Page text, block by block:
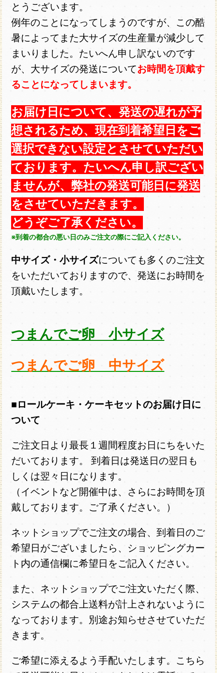
とうございます。
例年のことになってしまうのですが、この酷
暑によってまた大サイズの生産量が減少して
まいりました。たいへん申し訳ないのです
が、大サイズの発送についてお時間を頂戴す
ることになってしまいます。
お届け日について、発送の遅れが予
想されるため、現在到着希望日をご
選択できない設定とさせていただい
ております。たいへん申し訳ござい
ませんが、弊社の発送可能日に発送
をさせていただきます。
どうぞご了承ください。
※到着の都合の悪い日のみご注文の際にご記入ください。
中サイズ・小サイズについても多くのご注文
をいただいておりますので、発送にお時間を
頂戴いたします。
つまんでご卵 小サイズ
つまんでご卵 中サイズ
■ロールケーキ・ケーキセットのお届け日に
ついて
ご注文日より最長１週間程度お日にちをいた
だいております。 到着日は発送日の翌日も
しくは翌々日になります。
（イベントなど開催中は、さらにお時間を頂
戴しております。ご了承ください。）
ネットショップでご注文の場合、到着日のご
希望日がございましたら、ショッピングカー
ト内の通信欄に希望日をご記入ください。
また、ネットショップでご注文いただく際、
システムの都合上送料が計上されないように
なっております。別途お知らせさせていただ
きます。
ご希望に添えるよう手配いたします。こちら